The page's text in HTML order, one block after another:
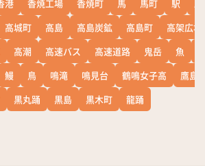
港 香焼工場 香焼町 馬 馬町 駅
高城町 高島 高島炭鉱 高島町
高架広場
高潮 高速バス 高速道路 鬼岳 魚
鰻 鳥 鳴滝 鳴見台 鶴鳴女子高
鷹島
黒丸踊 黒島 黒木町 龍踊